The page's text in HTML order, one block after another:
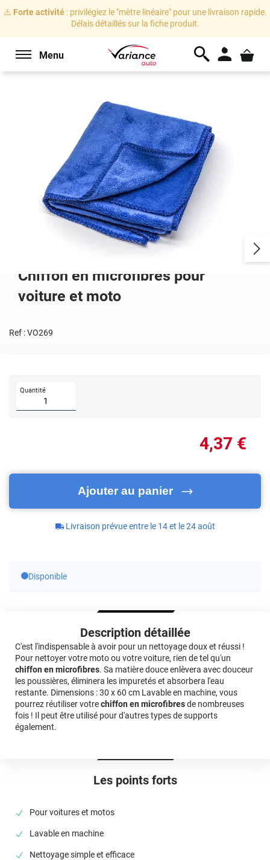
⚠️ Forte activité: privilégiez le "mètre linéaire" pour une livraison rapide.
Délais détaillés sur la fiche produit.
Menu
Chiffon en microfibres pour
voiture et moto
Ref :VO269
Quantité
4,37 €
Ajouter au panier
Livraison prévue entre le 14 et le 24 août
Disponible
Les points forts
Pour voitures et motos
Lavable en machine
Nettoyage simple et efficace
Description détaillée
C'est l'indispensable à avoir pour un nettoyage doux et réussi !
Pour nettoyer votre moto ou votre voiture, rien de tel qu'un
chiffon en microfibres. Sa matière douce enlèvera avec douceur
les poussières, éliminera les impuretés et absorbera l'eau
restante. Dimensions : 30 x 60 cm Lavable en machine, vous
pourrez réutiliser votrechiffon en microfibresde nombreuses
fois ! Il peut être utilisé pour d'autres types de supports
également.